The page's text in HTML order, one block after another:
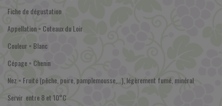
Fiche de dégustation
Appellation = Coteaux du Loir
Couleur = Blanc
Cépage = Chenin
Nez = Fruité (pêche, poire, pamplemousse,...), légèrement fumé, minéral
Servir entre 8 et 10°C